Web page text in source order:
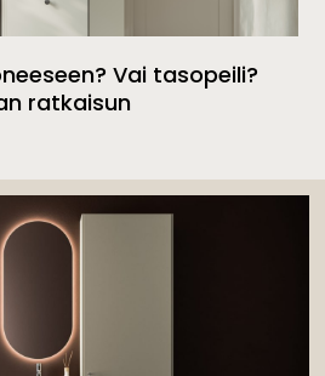
Vai tasopeili?
ratkaisun